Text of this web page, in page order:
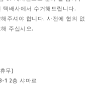
택배사에서 수거해드립니다.
주셔야 합니다. 사전에 협의 없
주십시오.
무)
1 2층 샤마르